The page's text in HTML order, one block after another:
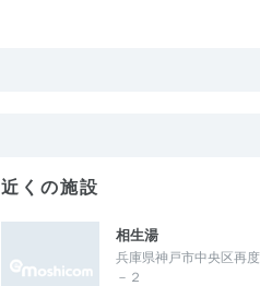
近くの施設
相生湯
兵庫県神戸市中央区再
－２